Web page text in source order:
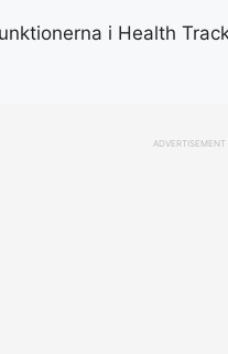
i Health
ADVERTISEMENT